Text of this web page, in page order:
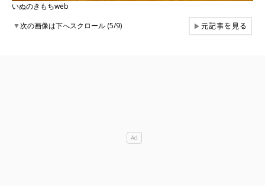
いぬのきもちweb
▼次の画像は下へスクロール (5/9) ▶元記事を見る